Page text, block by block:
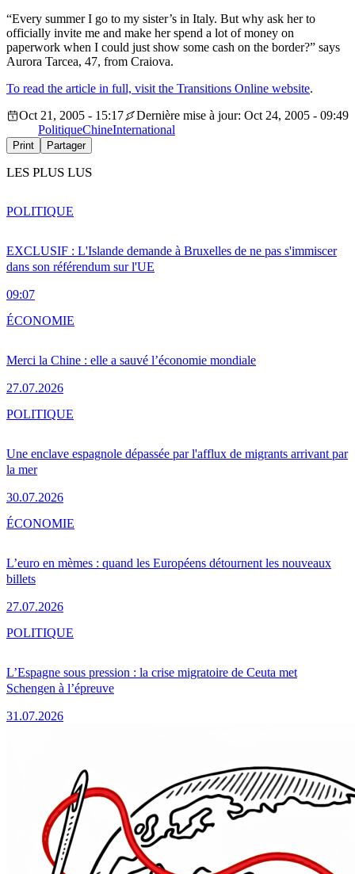
“Every summer I go to my sister’s in Italy. But why ask her to
officially invite me and make her spend a lot of money on
paperwork when I could just show some cash on the border?” says
Aurora Tarcea, 47, from Craiova.
To read the article in full, visit the Transitions Online website.
Oct 21, 2005 - 15:17
Dernière mise à jour: Oct 24, 2005 - 09:49
PolitiqueChineInternational
Print Partager
LES PLUS LUS
EXCLUSIF : L'Islande demande à Bruxelles de ne pas s'immiscer
dans son référendum sur l'UE
09:07
POLITIQUE
Merci la Chine : elle a sauvé l’économie mondiale
27.07.2026
ÉCONOMIE
Une enclave espagnole dépassée par l'afflux de migrants arrivant par
la mer
30.07.2026
POLITIQUE
L’euro en mèmes : quand les Européens détournent les nouveaux
billets
27.07.2026
ÉCONOMIE
L’Espagne sous pression : la crise migratoire de Ceuta met
Schengen à l’épreuve
31.07.2026
POLITIQUE